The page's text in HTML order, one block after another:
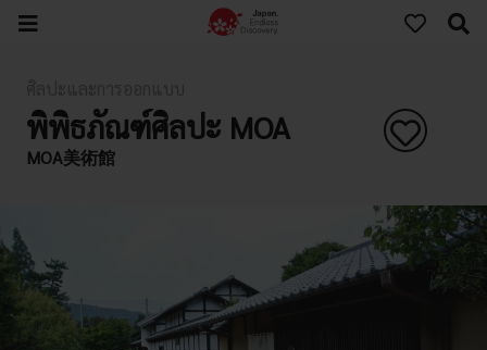
พิพิธภัณฑ์ศิลปะ MOA
MOA美術館